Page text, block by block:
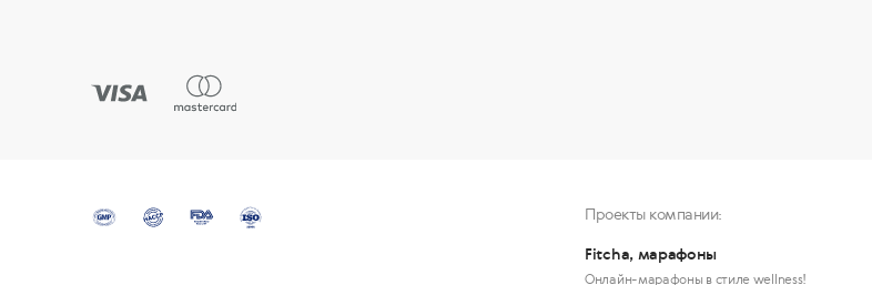
Проекты компании:
Fitcha, марафоны
Онлайн-марафоны в стиле wellness!